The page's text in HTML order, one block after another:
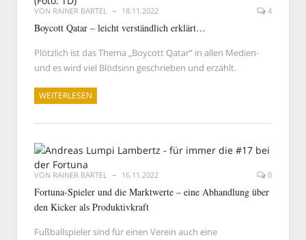
VON RAINER BARTEL 18.11.2022 4
Boycott Qatar – leicht verständlich erklärt…
Plötzlich ist das Thema „Boycott Qatar“ in allen Medien-
und es wird viel Blödsinn geschrieben und erzählt.
WEITERLESEN
VON RAINER BARTEL 16.11.2022 0
Fortuna-Spieler und die Marktwerte – eine Abhandlung über
den Kicker als Produktivkraft
Fußballspieler sind für einen Verein auch eine